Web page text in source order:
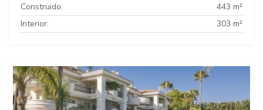
Construido:
443 m²
Interior:
303 m²